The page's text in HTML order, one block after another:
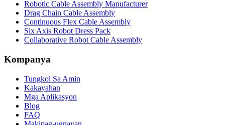
Robotic Cable Assembly Manufacturer
Drag Chain Cable Assembly
Continuous Flex Cable Assembly
Six Axis Robot Dress Pack
Collaborative Robot Cable Assembly
Kompanya
Tungkol Sa Amin
Kakayahan
Mga Aplikasyon
Blog
FAQ